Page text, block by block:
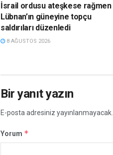
İsrail ordusu ateşkese rağmen
Lübnan’ın güneyine topçu
saldırıları düzenledi
8 AĞUSTOS 2026
Bir yanıt yazın
E-posta adresiniz yayınlanmayacak.
Yorum *